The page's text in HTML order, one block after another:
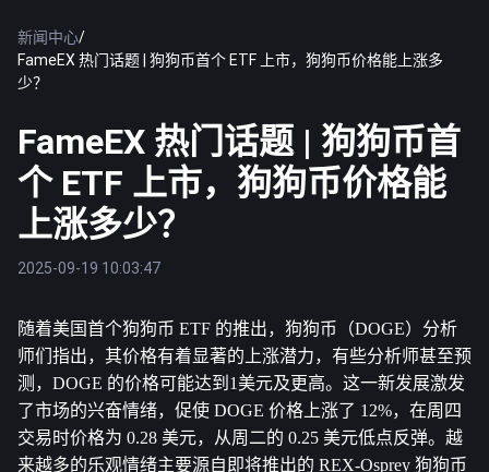
新闻中心/
FameEX 热门话题 | 狗狗币首个 ETF 上市，狗狗币价格能上涨多
少？
FameEX 热门话题 | 狗狗币首
个 ETF 上市，狗狗币价格能
上涨多少？
2025-09-19 10:03:47
随着美国首个狗狗币 ETF 的推出，狗狗币（DOGE）分析
师们指出，其价格有着显著的上涨潜力，有些分析师甚至预
测，DOGE 的价格可能达到1美元及更高。这一新发展激发
了市场的兴奋情绪，促使 DOGE 价格上涨了 12%，在周四
交易时价格为 0.28 美元，从周二的 0.25 美元低点反弹。越
来越多的乐观情绪主要源自即将推出的 REX-Osprey 狗狗币